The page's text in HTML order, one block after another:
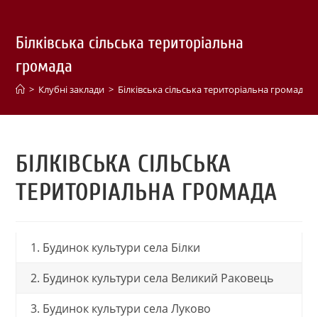
Білківська сільська територіальна
громада
> Клубні заклади > Білківська сільська територіальна громада
БІЛКІВСЬКА СІЛЬСЬКА
ТЕРИТОРІАЛЬНА ГРОМАДА
1. Будинок культури села Білки
2. Будинок культури села Великий Раковець
3. Будинок культури села Луково